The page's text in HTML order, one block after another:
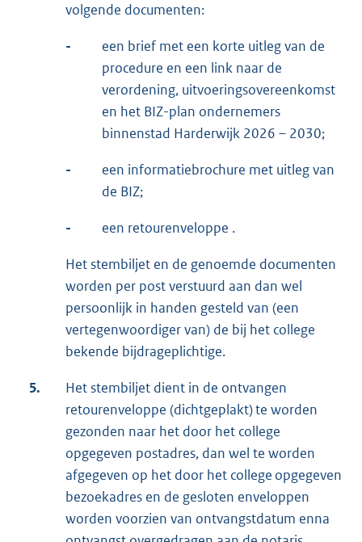
volgende documenten:
-
een brief met een korte uitleg van de
procedure en een link naar de
verordening, uitvoeringsovereenkomst
en het BIZ-plan ondernemers
binnenstad Harderwijk 2026 – 2030;
-
een informatiebrochure met uitleg van
de BIZ;
- een retourenveloppe .
Het stembiljet en de genoemde documenten
worden per post verstuurd aan dan wel
persoonlijk in handen gesteld van (een
vertegenwoordiger van) de bij het college
bekende bijdrageplichtige.
5.
Het stembiljet dient in de ontvangen
retourenveloppe (dichtgeplakt) te worden
gezonden naar het door het college
opgegeven postadres, dan wel te worden
afgegeven op het door het college opgegeven
bezoekadres en de gesloten enveloppen
worden voorzien van ontvangstdatum enna